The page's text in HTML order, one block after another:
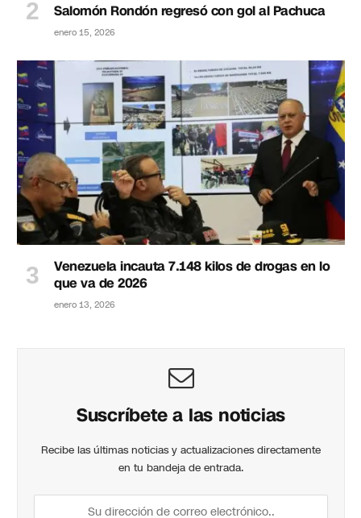
Salomón Rondón regresó con gol al Pachuca
enero 15, 2026
Venezuela incauta 7.148 kilos de drogas en lo
que va de 2026
enero 13, 2026
Suscríbete a las noticias
Recibe las últimas noticias y actualizaciones directamente
en tu bandeja de entrada.